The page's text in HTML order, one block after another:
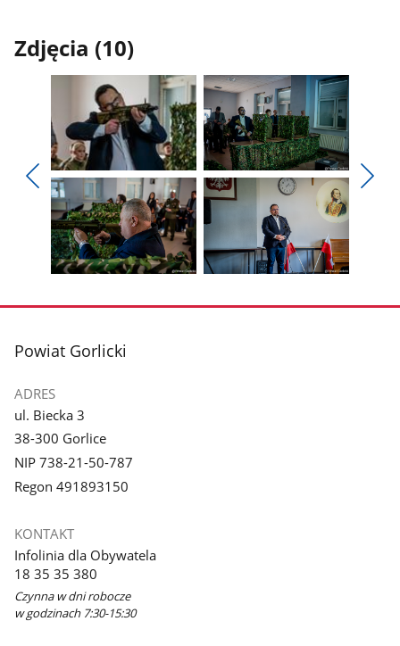
Zdjęcia (10)
Pokaż
poprzednie
zdjęcia
Pokaż
zdjęcie
1
z
galerii.
Pokaż
zdjęcie
galerii.
galerii.
stopka
Powiat Gorlicki
ADRES
ul. Biecka 3
38-300 Gorlice
NIP 738-21-50-787
Regon 491893150
KONTAKT
Infolinia dla Obywatela
18 35 35 380
Czynna w dni robocze
w godzinach 7:30-15:30